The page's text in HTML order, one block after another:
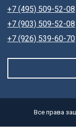
+7 (495) 509-52-08
+7 (903) 509-52-08
+7 (926) 539-60-70
Все права